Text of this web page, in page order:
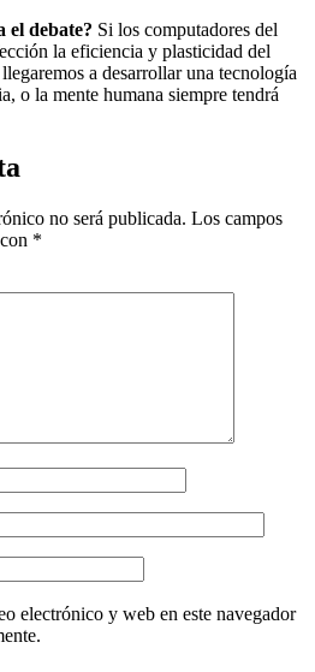
el debate? Si los computadores del
la eficiencia y plasticidad del
a desarrollar una tecnología
o la mente humana siempre tendrá
no será publicada. Los campos
*
electrónico y web en este navegador